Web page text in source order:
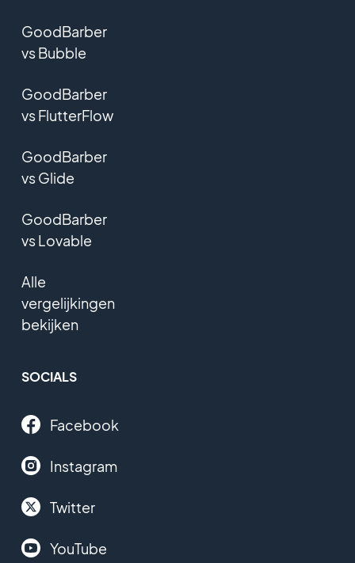
GoodBarber
vs Bubble
GoodBarber
vs FlutterFlow
GoodBarber
vs Glide
GoodBarber
vs Lovable
Alle
vergelijkingen
bekijken
SOCIALS
Facebook
Instagram
Twitter
YouTube